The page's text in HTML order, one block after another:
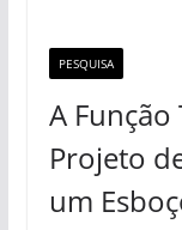
PESQUISA
A
Projeto
um